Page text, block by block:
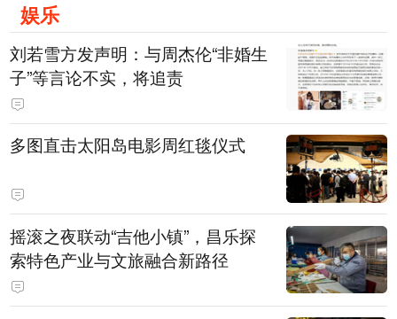
娱乐
刘若雪方发声明：与周杰伦“非婚生
子”等言论不实，将追责
多图直击太阳岛电影周红毯仪式
摇滚之夜联动“吉他小镇”，昌乐探
索特色产业与文旅融合新路径